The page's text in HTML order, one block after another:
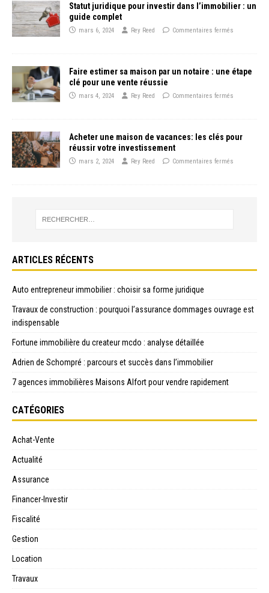
Statut juridique pour investir dans l’immobilier : un
guide complet
mars 6, 2024 Rey Reed Commentaires fermés
Faire estimer sa maison par un notaire : une étape
clé pour une vente réussie
mars 4, 2024 Rey Reed Commentaires fermés
Acheter une maison de vacances: les clés pour
réussir votre investissement
mars 2, 2024 Rey Reed Commentaires fermés
ARTICLES RÉCENTS
Auto entrepreneur immobilier : choisir sa forme juridique
Travaux de construction : pourquoi l’assurance dommages ouvrage est
indispensable
Fortune immobilière du createur mcdo : analyse détaillée
Adrien de Schompré : parcours et succès dans l’immobilier
7 agences immobilières Maisons Alfort pour vendre rapidement
CATÉGORIES
Achat-Vente
Actualité
Assurance
Financer-Investir
Fiscalité
Gestion
Location
Travaux